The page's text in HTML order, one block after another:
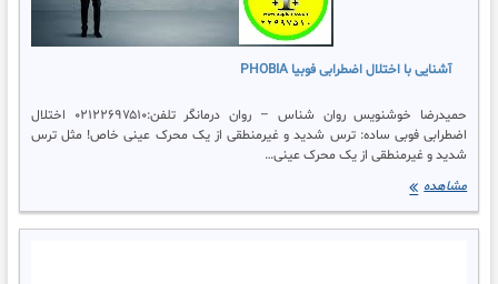
آشنایی با اختلال اضطرابی فوبیا PHOBIA
حمیدرضا خوشنویس روان شناس – روان درمانگر تلفن:۰۲۱۲۲۶۹۷۵۱۰ اختلال
اضطرابی فوبی ساده: ترس شدید و غیرمنطقی از یک محرک عینی خاص! مثل ترس
شدید و غیرمنطقی از یک محرک عینی…
مشاهدهآشنایی
اختلال